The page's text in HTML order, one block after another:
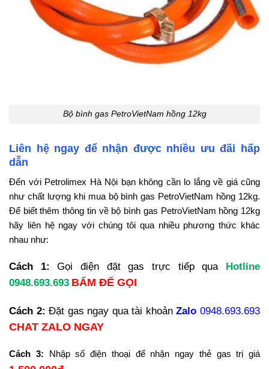
Bộ bình gas PetroVietNam hồng 12kg
Liên hệ ngay để nhận được nhiều ưu đãi hấp
dẫn
Đến với Petrolimex Hà Nội bạn không cần lo lắng về giá cũng
như chất lượng khi mua bộ bình gas PetroVietNam hồng 12kg.
Để biết thêm thông tin về bộ bình gas PetroVietNam hồng 12kg
hãy liên hệ ngay với chúng tôi qua nhiều phương thức khác
nhau như:
Cách 1: Gọi điện đặt gas trực tiếp qua Hotline
0948.693.693 BẤM ĐỂ GỌI
Cách 2: Đặt gas ngay qua tài khoảnZalo 0948.693.693
CHAT ZALO NGAY
Cách 3: Nhập số điện thoại để nhận ngay thẻ gas trị giá